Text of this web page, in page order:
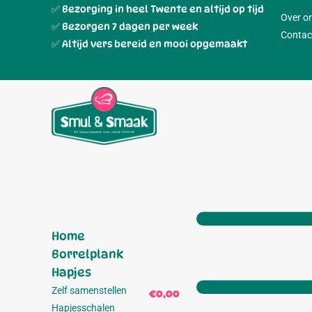
✅ Bezorging in heel Twente en altijd op tijd
✅ Bezorgen 7 dagen per week
✅ Altijd vers bereid en mooi opgemaakt
Over
Home
Borrelplank
Hapjes
Zelf samenstellen
Hapjesschalen
€0,00